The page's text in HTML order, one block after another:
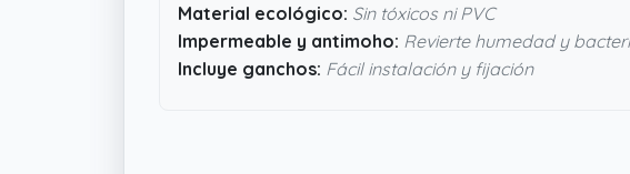
Material ecológico: Sin tóxicos ni PVC
Impermeable y antimoho: Revierte humedad y
Incluye ganchos: Fácil instalación y fijación